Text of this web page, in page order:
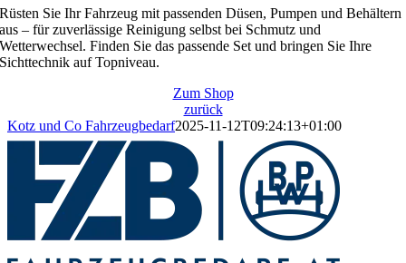
Rüsten Sie Ihr Fahrzeug mit passenden Düsen, Pumpen und Behältern
aus – für zuverlässige Reinigung selbst bei Schmutz und
Wetterwechsel. Finden Sie das passende Set und bringen Sie Ihre
Sichttechnik auf Topniveau.
Zum Shop
zurück
Kotz und Co Fahrzeugbedarf2025-11-12T09:24:13+01:00